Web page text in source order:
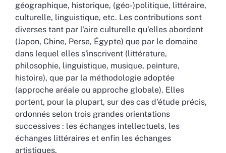
géographique, historique, (géo-)politique, littéraire,
culturelle, linguistique, etc. Les contributions sont
diverses tant par l'aire culturelle qu'elles abordent
(Japon, Chine, Perse, Égypte) que par le domaine
dans lequel elles s'inscrivent (littérature,
philosophie, linguistique, musique, peinture,
histoire), que par la méthodologie adoptée
(approche aréale ou approche globale). Elles
portent, pour la plupart, sur des cas d'étude précis,
ordonnés selon trois grandes orientations
successives : les échanges intellectuels, les
échanges littéraires et enfin les échanges
artistiques.